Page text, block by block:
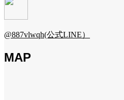
@887vlwqh(公式LINE）
MAP